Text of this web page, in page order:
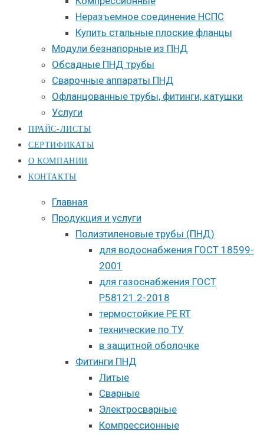
Неразъемное соединение НСПС
Купить стальные плоские фланцы
Модули безнапорные из ПНД
Обсадные ПНД трубы
Сварочные аппараты ПНД
Офланцованные трубы, фитинги, катушки
Услуги
ПРАЙС-ЛИСТЫ
СЕРТИФИКАТЫ
О КОМПАНИИ
КОНТАКТЫ
Главная
Продукция и услуги
Полиэтиленовые трубы (ПНД)
для водоснабжения ГОСТ 18599-
2001
для газоснабжения ГОСТ
Р58121.2-2018
термостойкие PE RT
технические по ТУ
в защитной оболочке
Фитинги ПНД
Литые
Сварные
Электросварные
Компрессионные